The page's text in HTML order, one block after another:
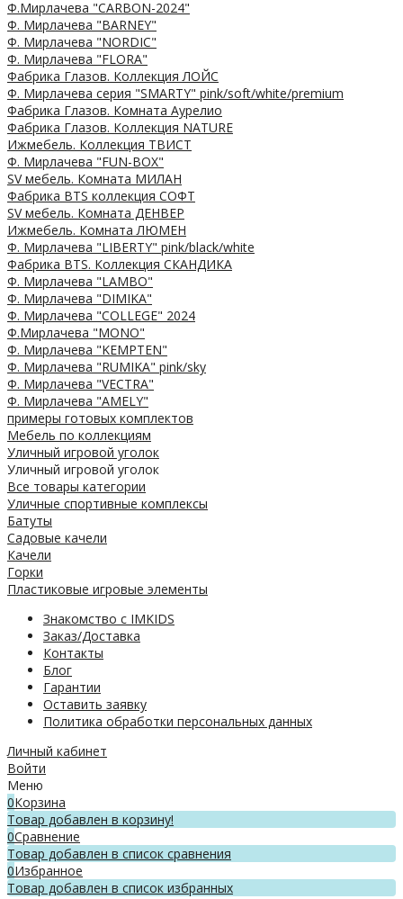
Ф.Мирлачева "CARBON-2024"
Ф. Мирлачева "BARNEY"
Ф. Мирлачева "NORDIC"
Ф. Мирлачева "FLORA"
Фабрика Глазов. Коллекция ЛОЙС
Ф. Мирлачева серия "SMARTY" pink/soft/white/premium
Фабрика Глазов. Комната Аурелио
Фабрика Глазов. Коллекция NATURE
Ижмебель. Коллекция ТВИСТ
Ф. Мирлачева "FUN-BOX"
SV мебель. Комната МИЛАН
Фабрика BTS коллекция СОФТ
SV мебель. Комната ДЕНВЕР
Ижмебель. Комната ЛЮМЕН
Ф. Мирлачева "LIBERTY" pink/black/white
Фабрика BTS. Коллекция СКАНДИКА
Ф. Мирлачева "LAMBO"
Ф. Мирлачева "DIMIKA"
Ф. Мирлачева "COLLEGE" 2024
Ф.Мирлачева "MONO"
Ф. Мирлачева "KEMPTEN"
Ф. Мирлачева "RUMIKA" pink/sky
Ф. Мирлачева "VECTRA"
Ф. Мирлачева "AMELY"
примеры готовых комплектов
Мебель по коллекциям
Уличный игровой уголок
Уличный игровой уголок
Все товары категории
Уличные спортивные комплексы
Батуты
Садовые качели
Качели
Горки
Пластиковые игровые элементы
Знакомство с IMKIDS
Заказ/Доставка
Контакты
Блог
Гарантии
Оставить заявку
Политика обработки персональных данных
Личный кабинет
Войти
Меню
0Корзина
Товар добавлен в корзину!
0Сравнение
Товар добавлен в список сравнения
0Избранное
Товар добавлен в список избранных